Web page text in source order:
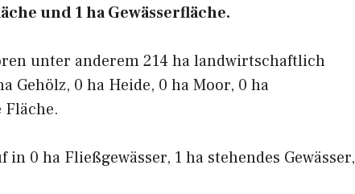
und 1 ha Gewässerfläche.
unter anderem 214 ha landwirtschaftlich
Gehölz, 0 ha Heide, 0 ha Moor, 0 ha
Fläche.
0 ha Fließgewässer, 1 ha stehendes Gewässer,